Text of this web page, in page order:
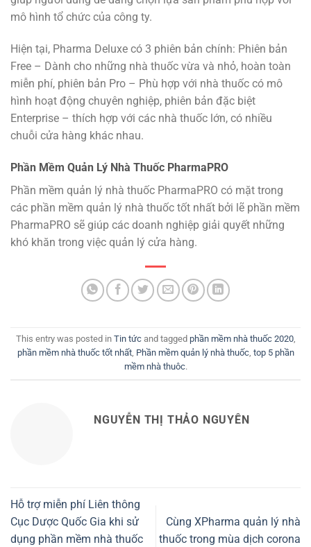
mô hình tổ chức của công ty.
Hiện tại, Pharma Deluxe có 3 phiên bản chính: Phiên bản
Free – Dành cho những nhà thuốc vừa và nhỏ, hoàn toàn
miễn phí, phiên bản Pro – Phù hợp với nhà thuốc có mô
hình hoạt động chuyên nghiệp, phiên bản đặc biệt
Enterprise – thích hợp với các nhà thuốc lớn, có nhiều
chuỗi cửa hàng khác nhau.
Phần Mềm Quản Lý Nhà Thuốc PharmaPRO
Phần mềm quản lý nhà thuốc PharmaPRO có mặt trong
các phần mềm quản lý nhà thuốc tốt nhất bởi lẽ phần mềm
PharmaPRO sẽ giúp các doanh nghiệp giải quyết những
khó khăn trong việc quản lý cửa hàng.
This entry was posted in Tin tứcand tagged phần mềm nhà thuốc 2020,
phần mềm nhà thuốc tốt nhất, Phần mềm quản lý nhà thuốc, top 5 phần
mềm nhà thuôc.
NGUYỄN THỊ THẢO NGUYÊN
Hỗ trợ miễn phí Liên thông
Cục Dược Quốc Gia khi sử
dụng phần mềm nhà thuốc
Cùng XPharma quản lý nhà
thuốc trong mùa dịch corona